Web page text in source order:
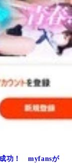
成功！ myfansが